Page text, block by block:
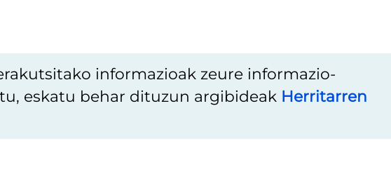
informazioak zeure informazio-
eskatu behar dituzun argibideak Herritarren